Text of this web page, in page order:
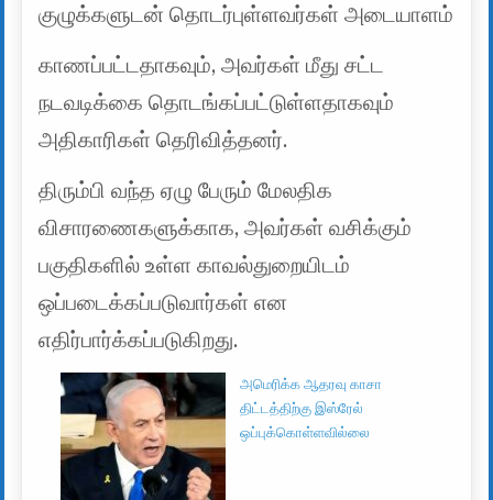
குழுக்களுடன் தொடர்புள்ளவர்கள் அடையாளம்
காணப்பட்டதாகவும், அவர்கள் மீது சட்ட
நடவடிக்கை தொடங்கப்பட்டுள்ளதாகவும்
அதிகாரிகள் தெரிவித்தனர்.
திரும்பி வந்த ஏழு பேரும் மேலதிக
விசாரணைகளுக்காக, அவர்கள் வசிக்கும்
பகுதிகளில் உள்ள காவல்துறையிடம்
ஒப்படைக்கப்படுவார்கள் என
எதிர்பார்க்கப்படுகிறது.
அமெரிக்க ஆதரவு காசா
திட்டத்திற்கு இஸ்ரேல்
ஒப்புக்கொள்ளவில்லை